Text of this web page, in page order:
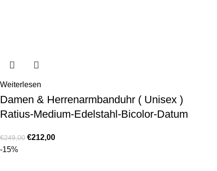
Weiterlesen
Damen & Herrenarmbanduhr ( Unisex )
Ratius-Medium-Edelstahl-Bicolor-Datum
€249,00 €212,00
-15%